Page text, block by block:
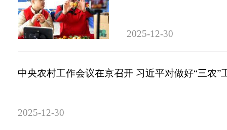
2025-12-30
中央农村工作会议在京召开 习近平对做好“三农”
2025-12-30